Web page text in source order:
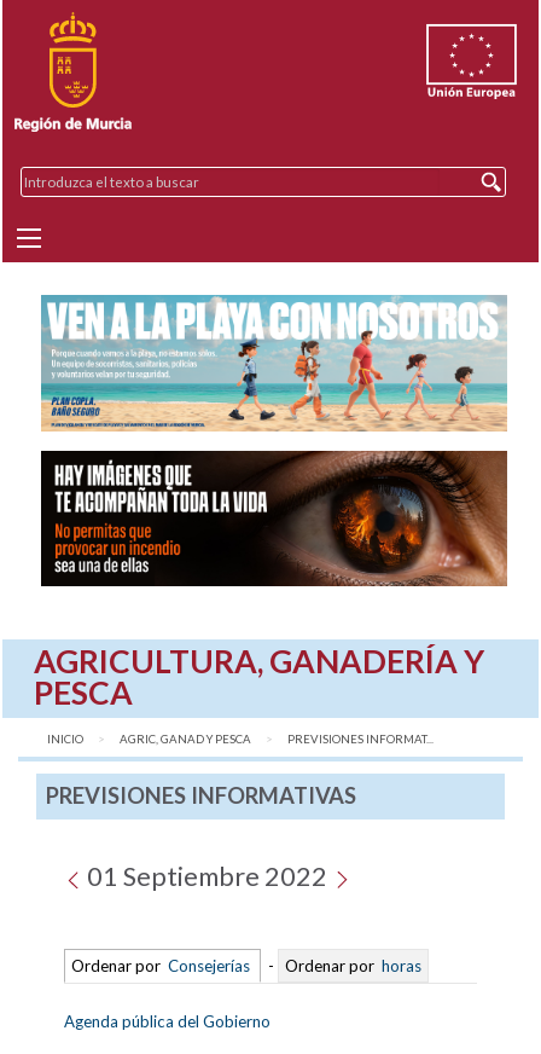
AGRICULTURA, GANADERÍA Y
PESCA
INICIO AGRIC, GANAD Y PESCA AQUÍ:
PREVISIONES INFORMAT...
PREVISIONES INFORMATIVAS
01 Septiembre 2022
Ordenar por Consejerías - Ordenar por horas
Agenda pública del Gobierno